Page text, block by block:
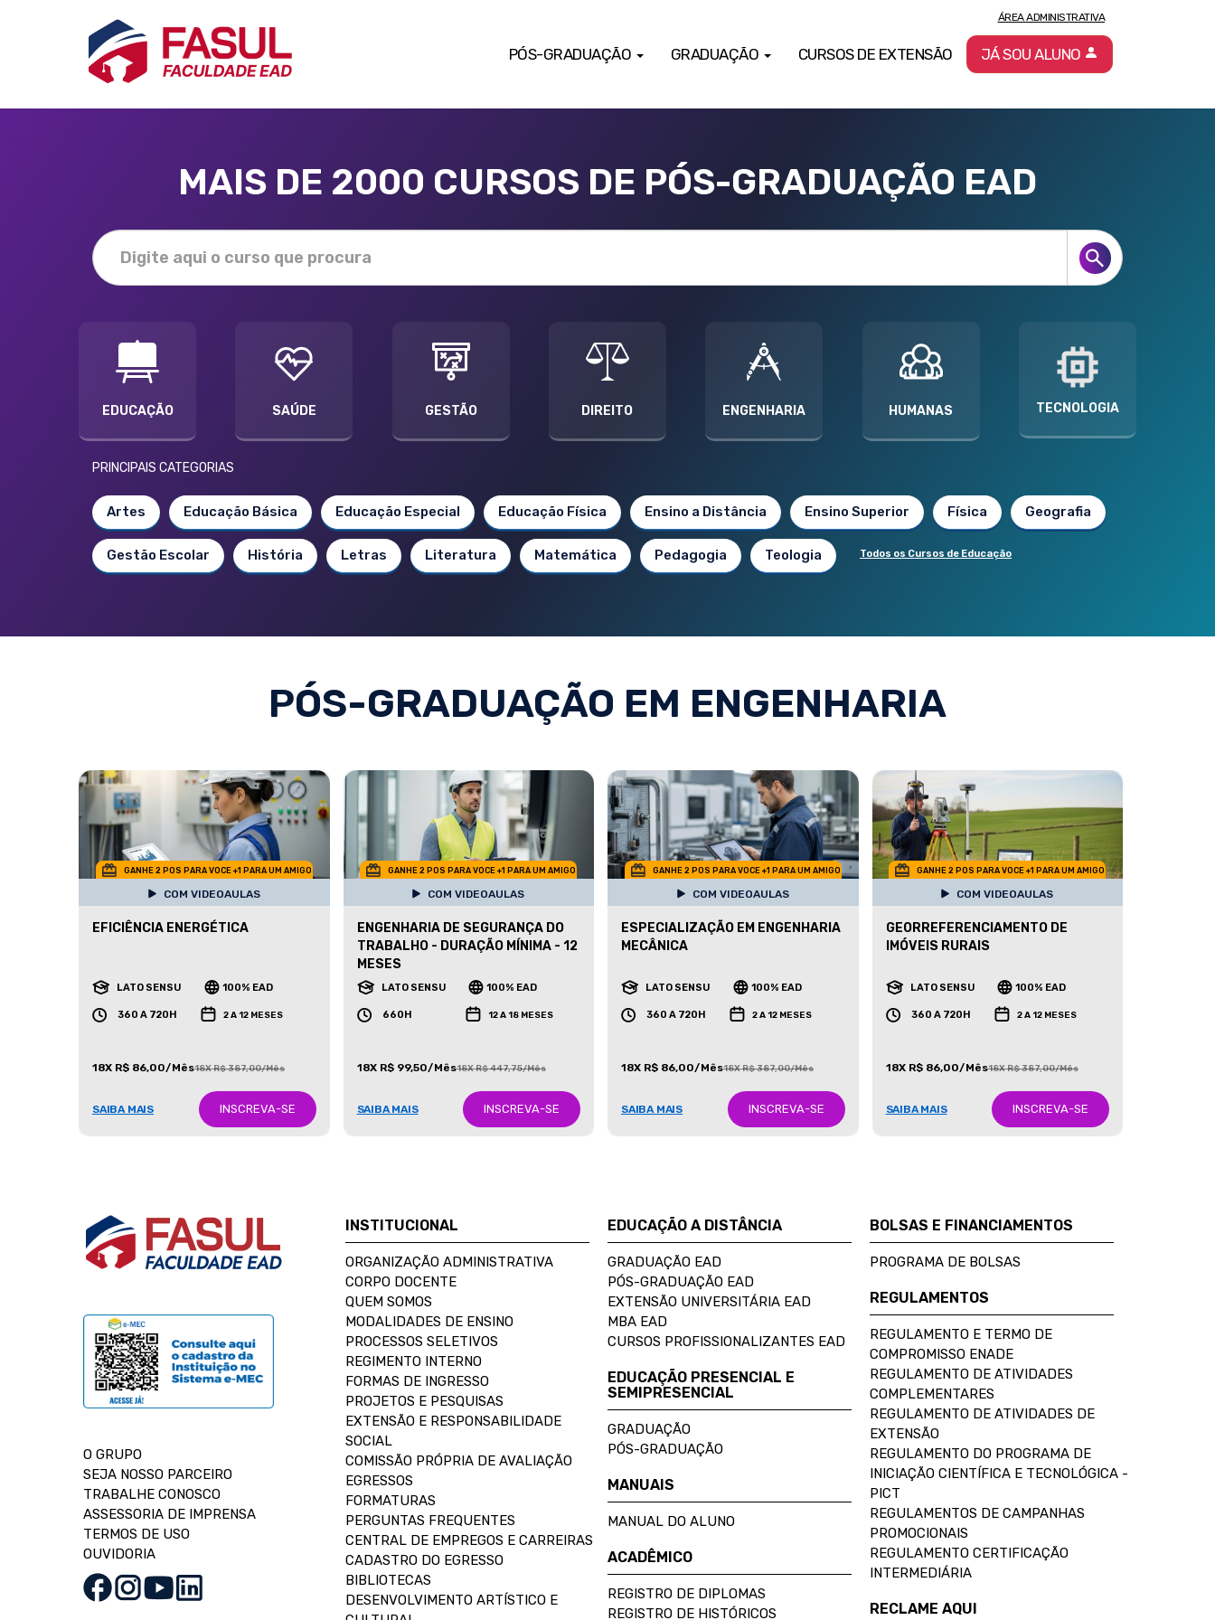
PÓS-GRADUAÇÃO GRADUAÇÃO CURSOS DE EXTENSÃO
ÁREA ADMINISTRATIVA
JÁ SOU ALUNO
MAIS DE 2000 CURSOS DE PÓS-GRADUAÇÃO EAD
EDUCAÇÃO SAÚDE GESTÃO DIREITO ENGENHARIA HUMANAS TECNOLOGIA
PRINCIPAIS CATEGORIAS
Artes Educação Básica Educação Especial Educação Física Ensino a Distância Ensino Superior Física Geografia
Gestão Escolar História Letras Literatura Matemática Pedagogia Teologia Todos os Cursos de Educação
PÓS-GRADUAÇÃO EM ENGENHARIA
GANHE 2 POS PARA VOCE +1 PARA UM AMIGO
COM VIDEOAULAS
EFICIÊNCIA ENERGÉTICA
LATO SENSU 100% EAD
360 A 720H 2 A 12 MESES
18X R$ 86,00/Mês18X R$ 387,00/Mês
SAIBA MAIS INSCREVA-SE
GANHE 2 POS PARA VOCE +1 PARA UM AMIGO
COM VIDEOAULAS
ENGENHARIA DE SEGURANÇA DO
TRABALHO - DURAÇÃO MÍNIMA - 12
MESES
LATO SENSU 100% EAD
660H 12 A 18 MESES
18X R$ 99,50/Mês18X R$ 447,75/Mês
SAIBA MAIS INSCREVA-SE
GANHE 2 POS PARA VOCE +1 PARA UM AMIGO
COM VIDEOAULAS
ESPECIALIZAÇÃO EM ENGENHARIA
MECÂNICA
LATO SENSU 100% EAD
360 A 720H 2 A 12 MESES
18X R$ 86,00/Mês18X R$ 387,00/Mês
SAIBA MAIS INSCREVA-SE
GANHE 2 POS PARA VOCE +1 PARA UM AMIGO
COM VIDEOAULAS
GEORREFERENCIAMENTO DE
IMÓVEIS RURAIS
LATO SENSU 100% EAD
360 A 720H 2 A 12 MESES
18X R$ 86,00/Mês18X R$ 387,00/Mês
SAIBA MAIS INSCREVA-SE
O GRUPO
SEJA NOSSO PARCEIRO
TRABALHE CONOSCO
ASSESSORIA DE IMPRENSA
TERMOS DE USO
OUVIDORIA
INSTITUCIONAL
ORGANIZAÇÃO ADMINISTRATIVA
CORPO DOCENTE
QUEM SOMOS
MODALIDADES DE ENSINO
PROCESSOS SELETIVOS
REGIMENTO INTERNO
FORMAS DE INGRESSO
PROJETOS E PESQUISAS
EXTENSÃO E RESPONSABILIDADE
SOCIAL
COMISSÃO PRÓPRIA DE AVALIAÇÃO
EGRESSOS
FORMATURAS
PERGUNTAS FREQUENTES
CENTRAL DE EMPREGOS E CARREIRAS
CADASTRO DO EGRESSO
BIBLIOTECAS
DESENVOLVIMENTO ARTÍSTICO E
EDUCAÇÃO A DISTÂNCIA
GRADUAÇÃO EAD
PÓS-GRADUAÇÃO EAD
EXTENSÃO UNIVERSITÁRIA EAD
MBA EAD
CURSOS PROFISSIONALIZANTES EAD
EDUCAÇÃO PRESENCIAL E
SEMIPRESENCIAL
GRADUAÇÃO
PÓS-GRADUAÇÃO
MANUAIS
MANUAL DO ALUNO
ACADÊMICO
REGISTRO DE DIPLOMAS
REGISTRO DE HISTÓRICOS
BOLSAS E FINANCIAMENTOS
PROGRAMA DE BOLSAS
REGULAMENTOS
REGULAMENTO E TERMO DE
COMPROMISSO ENADE
REGULAMENTO DE ATIVIDADES
COMPLEMENTARES
REGULAMENTO DE ATIVIDADES DE
EXTENSÃO
REGULAMENTO DO PROGRAMA DE
INICIAÇÃO CIENTÍFICA E TECNOLÓGICA -
PICT
REGULAMENTOS DE CAMPANHAS
PROMOCIONAIS
REGULAMENTO CERTIFICAÇÃO
INTERMEDIÁRIA
RECLAME AQUI